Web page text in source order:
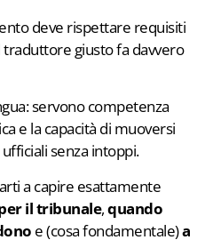
deve rispettare requisiti
giusto fa davvero
servono competenza
e la capacità di muoversi
senza intoppi.
a capire esattamente
il tribunale,quando
e (cosa fondamentale)a